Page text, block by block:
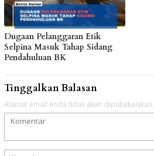
Dugaan Pelanggaran Etik
Selpina Masuk Tahap Sidang
Pendahuluan BK
Tinggalkan Balasan
Alamat email Anda tidak akan dipublikasikan.